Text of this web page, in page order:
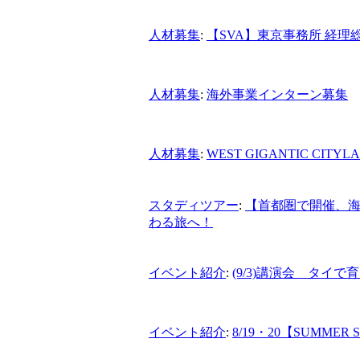
人材募集: 【SVA】東京事務所 経理
人材募集: 海外事業インターン募集
人材募集: WEST GIGANTIC
スタディツアー:
【首都圏で開催、
わる旅へ！
イベント紹介: (9/3)講演会 タイで
イベント紹介: 8/19・20【SUMMER